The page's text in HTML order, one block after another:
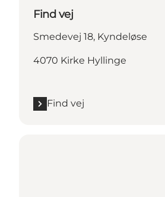
Find vej
Smedevej 18, Kyndeløse
4070 Kirke Hyllinge
Find vej